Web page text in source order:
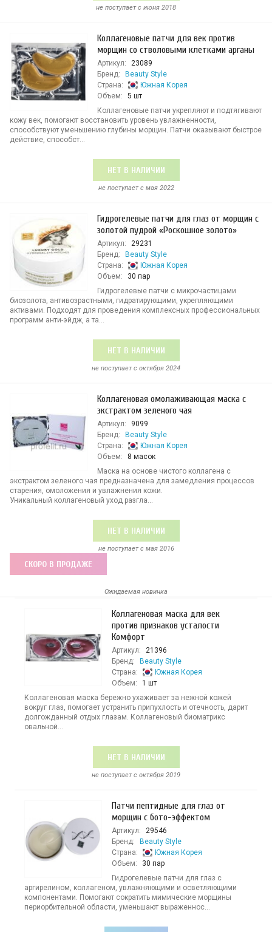
не поступает c июня 2018
Коллагеновые патчи для век против
морщин со стволовыми клетками арганы
Артикул:
23089
Бренд:
Beauty Style
Страна:
Южная Корея
Объем:
5 шт
Коллагеновые патчи укрепляют и подтягивают
кожу век, помогают восстановить уровень увлажненности,
способствуют уменьшению глубины морщин. Патчи оказывают быстрое
действие, способст...
НЕТ В НАЛИЧИИ
не поступает c мая 2022
Гидрогелевые патчи для глаз от морщин с
золотой пудрой «Роскошное золото»
Артикул:
29231
Бренд:
Beauty Style
Страна:
Южная Корея
Объем:
30 пар
Гидрогелевые патчи с микрочастицами
биозолота, антивозрастными, гидратирующими, укрепляющими
активами. Подходят для проведения комплексных профессиональных
программ анти-эйдж, а та...
НЕТ В НАЛИЧИИ
не поступает c октября 2024
Коллагеновая омолаживающая маска с
экстрактом зеленого чая
Артикул:
9099
Бренд:
Beauty Style
Страна:
Южная Корея
Объем:
8 масок
Маска на основе чистого коллагена с
экстрактом зеленого чая предназначена для замедления процессов
старения, омоложения и увлажнения кожи.
Уникальный коллагеновый уход разгла...
НЕТ В НАЛИЧИИ
не поступает c мая 2016
СКОРО В ПРОДАЖЕ
Ожидаемая новинка
Коллагеновая маска для век
против признаков усталости
Комфорт
Артикул:
21396
Бренд:
Beauty Style
Страна:
Южная Корея
Объем:
1 шт
Коллагеновая маска бережно ухаживает за нежной кожей
вокруг глаз, помогает устранить припухлость и отечность, дарит
долгожданный отдых глазам. Коллагеновый биоматрикс
овальной...
НЕТ В НАЛИЧИИ
не поступает c октября 2019
Патчи пептидные для глаз от
морщин с бото-эффектом
Артикул:
29546
Бренд:
Beauty Style
Страна:
Южная Корея
Объем:
30 пар
Гидрогелевые патчи для глаз с
аргирелином, коллагеном, увлажняющими и осветляющими
компонентами. Помогают сократить мимические морщины
периорбительной области, уменьшают выраженнос...